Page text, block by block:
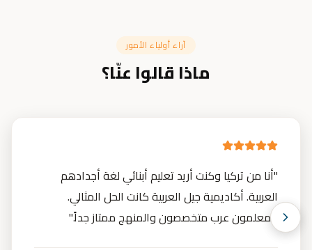
آراء أولياء الأمور
ماذا قالوا عنّا؟
"أنا من تركيا وكنت أريد تعليم أبنائي لغة أجدادهم
العربية. أكاديمية جيل العربية كانت الحل المثالي.
المعلمون عرب متخصصون والمنهج ممتاز جداً."